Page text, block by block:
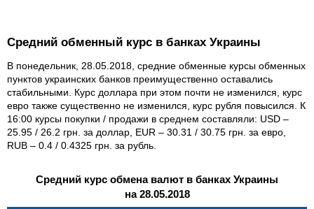
Средний обменный курс в банках Украины
В понедельник, 28.05.2018, средние обменные курсы обменных
пунктов украинских банков преимущественно оставались
стабильными. Курс доллара при этом почти не изменился, курс
евро также существенно не изменился, курс рубля повысился. К
16:00 курсы покупки / продажи в среднем составляли: USD –
25.95 / 26.2 грн. за доллар, EUR – 30.31 / 30.75 грн. за евро,
RUB – 0.4 / 0.4325 грн. за рубль.
Средний курс обмена валют в банках Украины
на 28.05.2018